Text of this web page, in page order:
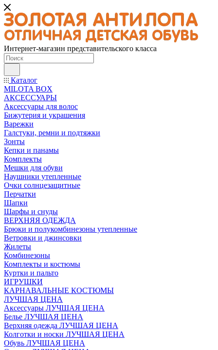
Интернет-магазин представительского класса
Каталог
MILOTA BOX
АКСЕССУАРЫ
Аксессуары для волос
Бижутерия и украшения
Варежки
Галстуки, ремни и подтяжки
Зонты
Кепки и панамы
Комплекты
Мешки для обуви
Наушники утепленные
Очки солнцезащитные
Перчатки
Шапки
Шарфы и снуды
ВЕРХНЯЯ ОДЕЖДА
Брюки и полукомбинезоны утепленные
Ветровки и джинсовки
Жилеты
Комбинезоны
Комплекты и костюмы
Куртки и пальто
ИГРУШКИ
КАРНАВАЛЬНЫЕ КОСТЮМЫ
ЛУЧШАЯ ЦЕНА
Аксессуары ЛУЧШАЯ ЦЕНА
Белье ЛУЧШАЯ ЦЕНА
Верхняя одежда ЛУЧШАЯ ЦЕНА
Колготки и носки ЛУЧШАЯ ЦЕНА
Обувь ЛУЧШАЯ ЦЕНА